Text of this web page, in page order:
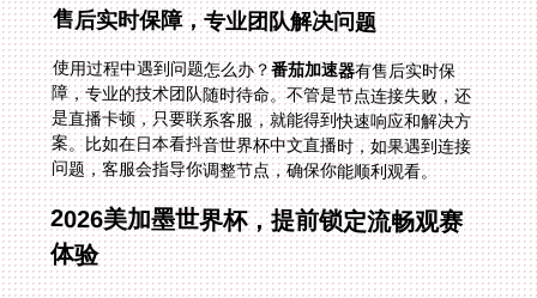
售后实时保障，专业团队解决问题
使用过程中遇到问题怎么办？番茄加速器有售后实时保
障，专业的技术团队随时待命。不管是节点连接失败，还
是直播卡顿，只要联系客服，就能得到快速响应和解决方
案。比如在日本看抖音世界杯中文直播时，如果遇到连接
问题，客服会指导你调整节点，确保你能顺利观看。
2026美加墨世界杯，提前锁定流畅观赛
体验